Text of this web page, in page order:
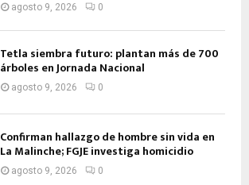
agosto 9, 2026 0
Tetla siembra futuro: plantan más de 700
árboles en Jornada Nacional
agosto 9, 2026 0
Confirman hallazgo de hombre sin vida en
La Malinche; FGJE investiga homicidio
agosto 9, 2026 0